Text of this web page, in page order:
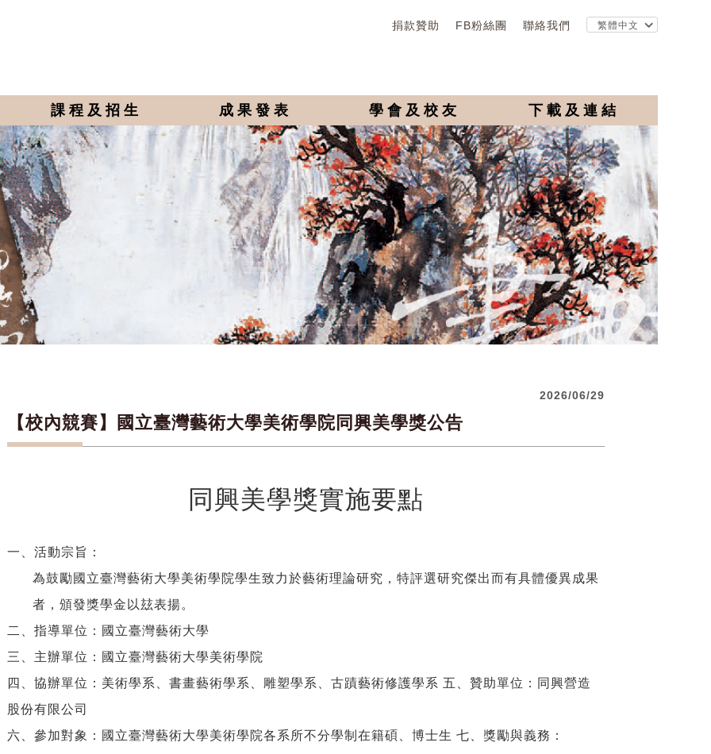
捐款贊助 FB粉絲團 聯絡我們
課程及招生 成果發表 學會及校友 下載及連結
2026/06/29
【校內競賽】國立臺灣藝術大學美術學院同興美學獎公告
同興美學獎實施要點
一、活動宗旨：
為鼓勵國立臺灣藝術大學美術學院學生致力於藝術理論研究，特評選研究傑出而有具體優異成果
者，頒發獎學金以玆表揚。
二、指導單位：國立臺灣藝術大學
三、主辦單位：國立臺灣藝術大學美術學院
四、協辦單位：美術學系、書畫藝術學系、雕塑學系、古蹟藝術修護學系 五、贊助單位：同興營造
股份有限公司
六、參加對象：國立臺灣藝術大學美術學院各系所不分學制在籍碩、博士生 七、獎勵與義務：